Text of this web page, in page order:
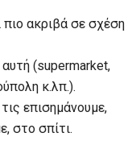
ακριβά σε σχέση
αυτή (supermarket,
κ.λπ.).
επισημάνουμε,
στο σπίτι.